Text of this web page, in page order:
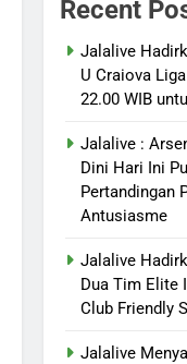
Recent
Jalalive
U Craiova
22.00 WIB
Jalalive :
Dini Hari Ini
Pertandingan
Antusiasme
Jalalive
Dua Tim Elite
Club Friendly
Jalalive